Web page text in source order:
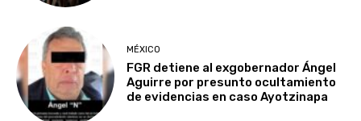
MÉXICO
FGR detiene al exgobernador Ángel
Aguirre por presunto ocultamiento
de evidencias en caso Ayotzinapa